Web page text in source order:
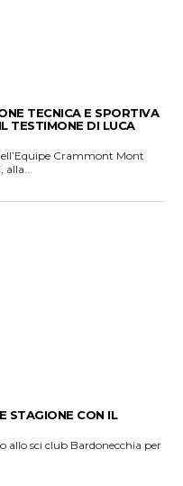
TECNICA E SPORTIVA
TESTIMONE DI LUCA
Crammont Mont
STAGIONE CON IL
allo sci club Bardonecchia per